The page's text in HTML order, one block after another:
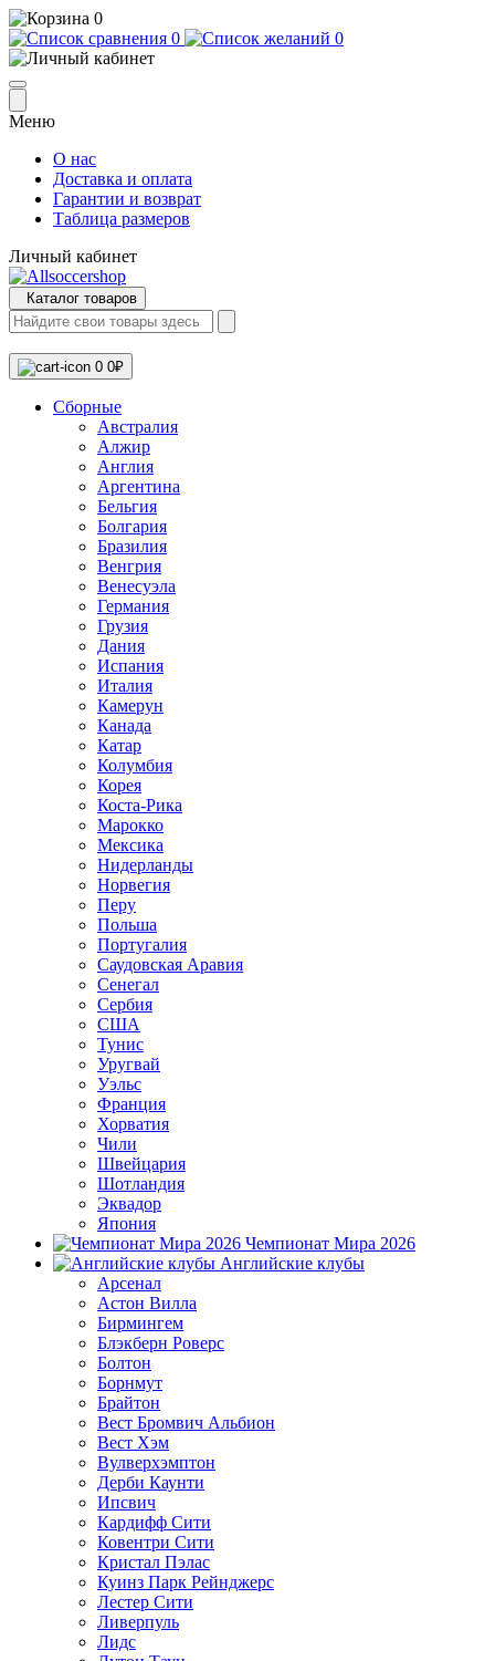
0
0
0
Меню
О нас
Доставка и оплата
Гарантии и возврат
Таблица размеров
Личный кабинет
Каталог товаров
0 0₽
Сборные
Австралия
Алжир
Англия
Аргентина
Бельгия
Болгария
Бразилия
Венгрия
Венесуэла
Германия
Грузия
Дания
Испания
Италия
Камерун
Канада
Катар
Колумбия
Корея
Коста-Рика
Марокко
Мексика
Нидерланды
Норвегия
Перу
Польша
Португалия
Саудовская Аравия
Сенегал
Сербия
США
Тунис
Уругвай
Уэльс
Франция
Хорватия
Чили
Швейцария
Шотландия
Эквадор
Япония
Чемпионат Мира 2026
Английские клубы
Арсенал
Астон Вилла
Бирмингем
Блэкберн Роверс
Болтон
Борнмут
Брайтон
Вест Бромвич Альбион
Вест Хэм
Вулверхэмптон
Дерби Каунти
Ипсвич
Кардифф Сити
Ковентри Сити
Кристал Пэлас
Куинз Парк Рейнджерс
Лестер Сити
Ливерпуль
Лидс